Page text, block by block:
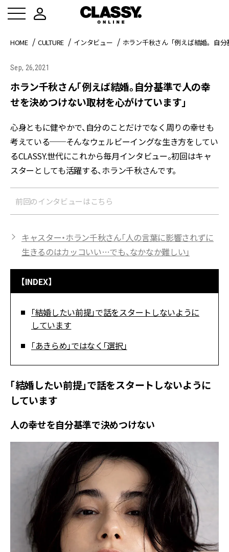
HOME CULTURE インタビュー ホラン千秋さん「例えば結婚。自
Sep, 26,2021
ホラン千秋さん「例えば結婚。自分基準で人の幸
せを決めつけない取材を心がけています」
心身ともに健やかで、自分のことだけでなく周りの幸せも
考えている──そんなウェルビーイングな生き方をしてい
るCLASSY.世代にこれから毎月インタビュー。初回はキャ
スターとしても活躍する、ホラン千秋さんです。
前回のインタビューはこちら
キャスター・ホラン千秋さん「人の言葉に影響されずに
生きるのはカッコいい…でも、なかなか難しい」
【INDEX】
「結婚したい前提」で話をスタートしないように
しています
「あきらめ」ではなく「選択」
「結婚したい前提」で話をスタートしないように
しています
人の幸せを自分基準で決めつけない